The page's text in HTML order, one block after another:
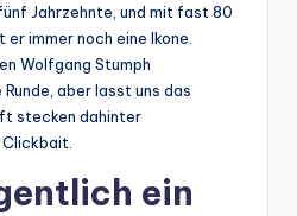
Jahrzehnte, und mit fast 80
immer noch eine Ikone.
Wolfgang Stumph
aber lasst uns das
stecken dahinter
ein